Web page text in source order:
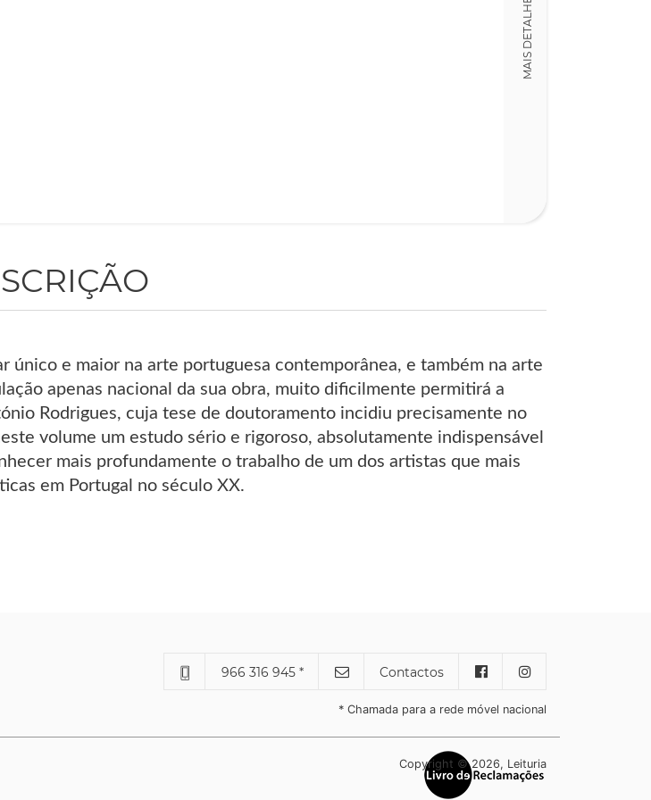
MAIS DETALHES
único e maior na arte portuguesa contemporânea, e também na arte
apenas nacional da sua obra, muito dificilmente permitirá a
Rodrigues, cuja tese de doutoramento incidiu precisamente no
volume um estudo sério e rigoroso, absolutamente indispensável
mais profundamente o trabalho de um dos artistas que mais
em Portugal no século XX.
966 316 945 * Contactos
* Chamada para a rede móvel nacional
Copyright © 2026, Leituria